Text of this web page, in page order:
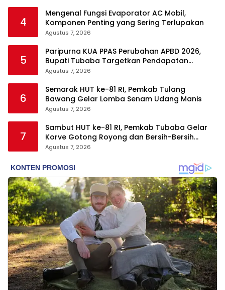
4
Mengenal Fungsi Evaporator AC Mobil,
Komponen Penting yang Sering Terlupakan
Agustus 7, 2026
5
Paripurna KUA PPAS Perubahan APBD 2026,
Bupati Tubaba Targetkan Pendapatan
Daerah Rp820,3 Miliar
Agustus 7, 2026
6
Semarak HUT ke-81 RI, Pemkab Tulang
Bawang Gelar Lomba Senam Udang Manis
Agustus 7, 2026
7
Sambut HUT ke-81 RI, Pemkab Tubaba Gelar
Korve Gotong Royong dan Bersih-Bersih
Serentak
Agustus 7, 2026